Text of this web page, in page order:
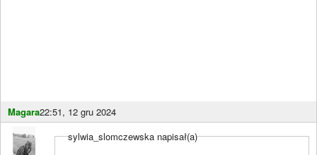
Magara22:51, 12 gru 2024
sylwia_slomczewska napisał(a)